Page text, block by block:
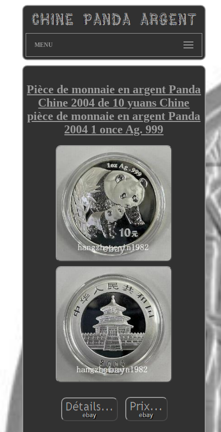
MENU
Pièce de monnaie en argent Panda
Chine 2004 de 10 yuans Chine
pièce de monnaie en argent Panda
2004 1 once Ag. 999